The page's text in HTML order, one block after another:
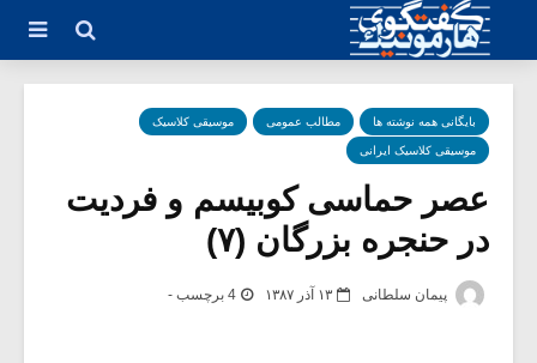
بایگانی همه نوشته ها مطالب عمومی موسیقی کلاسیک
موسیقی کلاسیک ایرانی
عصر حماسی کوبیسم و فردیت
در حنجره بزرگان (۷)
پیمان سلطانی ۱۳ آذر ۱۳۸۷ 4 برچسب -